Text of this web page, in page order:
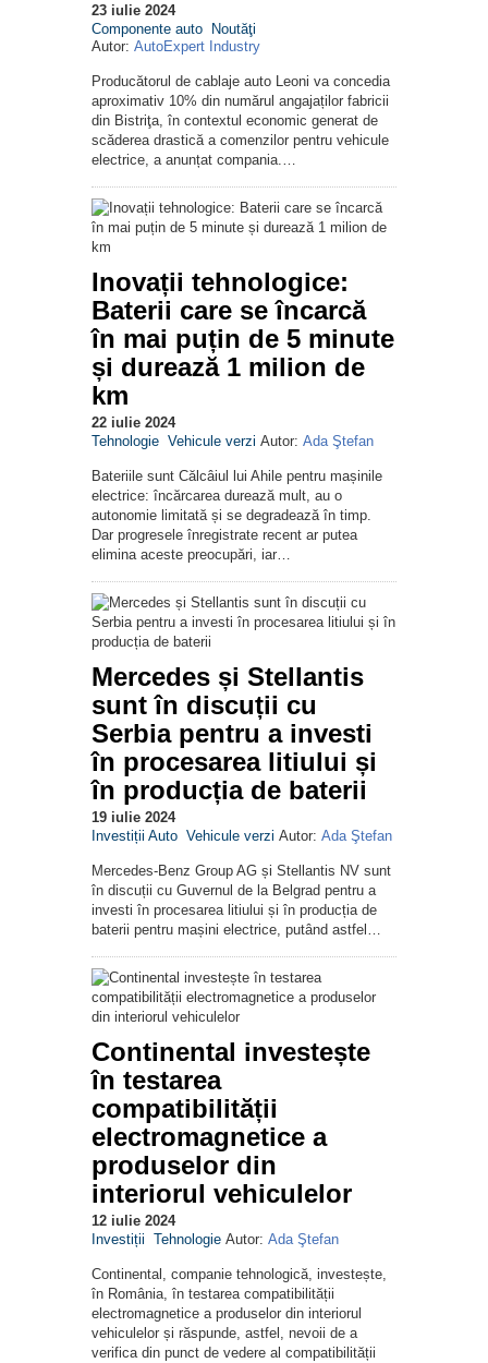
23 iulie 2024
Componente auto
Noutăţi
Autor: AutoExpert Industry
Producătorul de cablaje auto Leoni va concedia
aproximativ 10% din numărul angajaților fabricii
din Bistriţa, în contextul economic generat de
scăderea drastică a comenzilor pentru vehicule
electrice, a anunțat compania.…
Inovații tehnologice:
Baterii care se încarcă
în mai puțin de 5 minute
și durează 1 milion de
km
22 iulie 2024
Tehnologie Vehicule verzi Autor: Ada Ştefan
Bateriile sunt Călcâiul lui Ahile pentru mașinile
electrice: încărcarea durează mult, au o
autonomie limitată și se degradează în timp.
Dar progresele înregistrate recent ar putea
elimina aceste preocupări, iar…
Mercedes și Stellantis
sunt în discuții cu
Serbia pentru a investi
în procesarea litiului și
în producția de baterii
19 iulie 2024
Investiții Auto Vehicule verzi Autor: Ada Ştefan
Mercedes-Benz Group AG și Stellantis NV sunt
în discuții cu Guvernul de la Belgrad pentru a
investi în procesarea litiului și în producția de
baterii pentru mașini electrice, putând astfel…
Continental investește
în testarea
compatibilității
electromagnetice a
produselor din
interiorul vehiculelor
12 iulie 2024
Investiții Tehnologie Autor: Ada Ştefan
Continental, companie tehnologică, investește,
în România, în testarea compatibilității
electromagnetice a produselor din interiorul
vehiculelor și răspunde, astfel, nevoii de a
verifica din punct de vedere al compatibilității